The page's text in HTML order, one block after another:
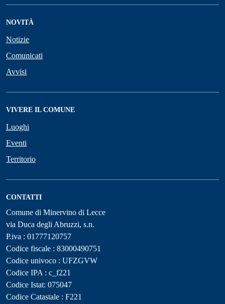
NOVITÀ
Notizie
Comunicati
Avvisi
VIVERE IL COMUNE
Luoghi
Eventi
Territorio
CONTATTI
Comune di Minervino di Lecce
via Duca degli Abruzzi, s.n.
P.iva : 01777120757
Codice fiscale : 83000490751
Codice univoco : UFZGVW
Codice IPA : c_f221
Codice Istat: 075047
Codice Catastale : F221